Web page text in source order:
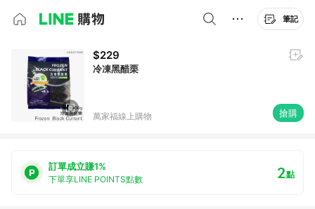
筆記
$229
冷凍黑醋栗
萬家福線上購物 搶購
訂單成立賺1%
下單享LINE POINTS點數 2點